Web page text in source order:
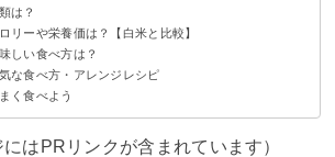
康食品
は？
トオーツ
ーツ
リーや栄養価は？【白米と比較】
ロリー・糖質
養価・効能
しい食べ方は？
粥状にふやかして食べるのがおすすめ
味しく食べる方法
すると太ることもあるので注意
な食べ方・アレンジレシピ
パンケーキ
お茶漬け
ートミール粥
わふわお好み焼き
く食べよう
にはPRリンクが含まれています）